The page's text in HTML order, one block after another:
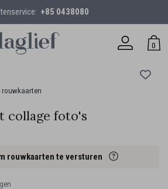
+85 0438080
0
rouwkaarten
collage foto's
rouwkaarten te versturen